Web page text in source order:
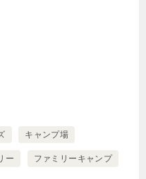
キャンプ場
ー ファミリーキャンプ